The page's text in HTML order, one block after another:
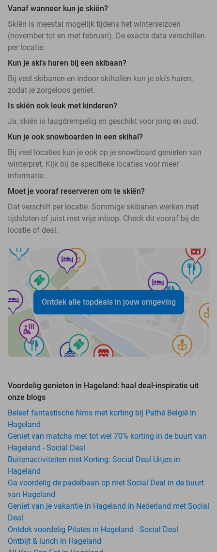
Vanaf wanneer kun je skiën?
Skiën is meestal mogelijk tijdens het winterseizoen
(november tot en met februari). De exacte data verschillen
per locatie.
Kun je ski's huren bij een skibaan?
Bij veel skibanen en indoor skihallen kun je ski’s huren,
zodat je zorgeloos geniet.
Is skiën ook leuk met kinderen?
Ja, skiën is laagdrempelig en geschikt voor jong en oud.
Kun je ook snowboarden in een skihal?
Bij veel locaties kun je ook op je snowboard genieten van
winterpret. Kijk bij de specifieke locaties voor meer
informatie.
Moet je vooraf reserveren om te skiën?
Dat verschilt per locatie. Sommige skibanen werken met
tijdsloten of juist met vrije inloop. Check dit vooraf bij de
locatie of deal.
Ontdek alle topdeals in jouw omgeving
Voordelig genieten in Hageland: haal deal-inspiratie uit
onze blogs
Beleef fantastische films met korting bij Pathé België in
Hageland
Geniet van matcha met tot wel 70% korting in de buurt van
Hageland - Social Deal
Buitenactiviteiten met Korting: Social Deal Uitjes in
Hageland
Ga voordelig de padelbaan op met Social Deal in de buurt
van Hageland
Geniet van je vakantie in Hageland in Nederland met Social
Deal
Ontdek voordelig Pilates in Hageland - Social Deal
Ontbijt & lunch in Hageland